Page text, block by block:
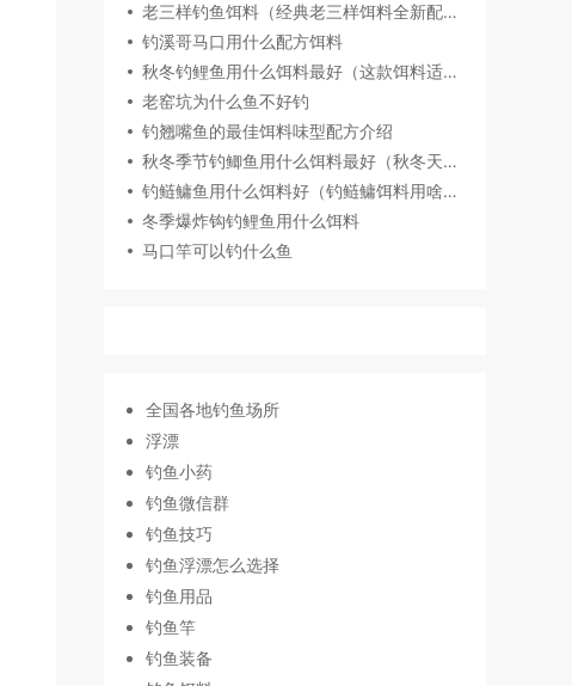
老三样钓鱼饵料（经典老三样饵料全新配方一杯搞定）
钓溪哥马口用什么配方饵料
秋冬钓鲤鱼用什么饵料最好（这款饵料适合秋冬季节钓鲤鱼）
老窑坑为什么鱼不好钓
钓翘嘴鱼的最佳饵料味型配方介绍
秋冬季节钓鲫鱼用什么饵料最好（秋冬天冷用腥味饵料钓鲫鱼）
钓鲢鳙鱼用什么饵料好（钓鲢鳙饵料用啥味型）
冬季爆炸钩钓鲤鱼用什么饵料
马口竿可以钓什么鱼
全国各地钓鱼场所
浮漂
钓鱼小药
钓鱼微信群
钓鱼技巧
钓鱼浮漂怎么选择
钓鱼用品
钓鱼竿
钓鱼装备